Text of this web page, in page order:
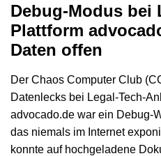
Debug-Modus bei
Plattform
Daten offen
Der Chaos Computer Club
Datenlecks bei Legal-Tech-
advocado.de war ein Debug-
das niemals im Internet
konnte auf hochgeladene